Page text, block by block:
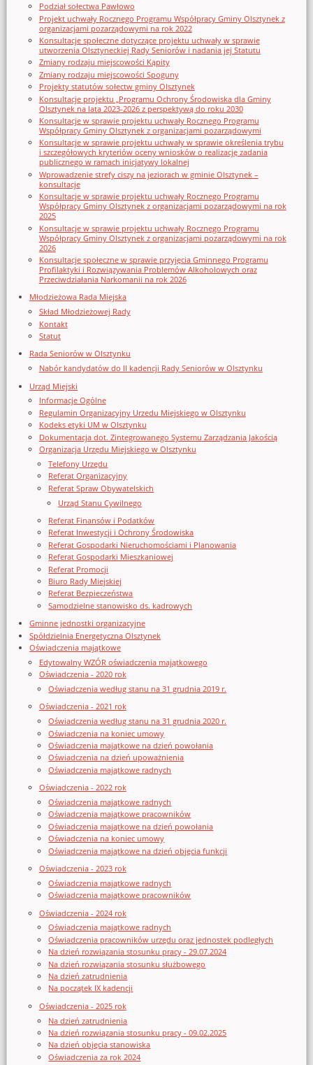
Podział sołectwa Pawłowo
Projekt uchwały Rocznego Programu Współpracy Gminy Olsztynek z
organizacjami pozarządowymi na rok 2022
Konsultacje społeczne dotyczące projektu uchwały w sprawie
utworzenia Olsztyneckiej Rady Seniorów i nadania jej Statutu
Zmiany rodzaju miejscowości Kąpity
Zmiany rodzaju miejscowości Spoguny
Projekty statutów sołectw gminy Olsztynek
Konsultacje projektu „Programu Ochrony Środowiska dla Gminy
Olsztynek na lata 2023-2026 z perspektywą do roku 2030
Konsultacje w sprawie projektu uchwały Rocznego Programu
Współpracy Gminy Olsztynek z organizacjami pozarządowymi
Konsultacje w sprawie projektu uchwały w sprawie określenia trybu
i szczegółowych kryteriów oceny wniosków o realizację zadania
publicznego w ramach inicjatywy lokalnej
Wprowadzenie strefy ciszy na jeziorach w gminie Olsztynek –
konsultacje
Konsultacje w sprawie projektu uchwały Rocznego Programu
Współpracy Gminy Olsztynek z organizacjami pozarządowymi na rok
2025
Konsultacje w sprawie projektu uchwały Rocznego Programu
Współpracy Gminy Olsztynek z organizacjami pozarządowymi na rok
2026
Konsultacje społeczne w sprawie przyjęcia Gminnego Programu
Profilaktyki i Rozwiązywania Problemów Alkoholowych oraz
Przeciwdziałania Narkomanii na rok 2026
Młodzieżowa Rada Miejska
Skład Młodzieżowej Rady
Kontakt
Statut
Rada Seniorów w Olsztynku
Nabór kandydatów do II kadencji Rady Seniorów w Olsztynku
Urząd Miejski
Informacje Ogólne
Regulamin Organizacyjny Urzedu Miejskiego w Olsztynku
Kodeks etyki UM w Olsztynku
Dokumentacja dot. Zintegrowanego Systemu Zarządzania Jakością
Organizacja Urzędu Miejskiego w Olsztynku
Telefony Urzędu
Referat Organizacyjny
Referat Spraw Obywatelskich
Urząd Stanu Cywilnego
Referat Finansów i Podatków
Referat Inwestycji i Ochrony Środowiska
Referat Gospodarki Nieruchomościami i Planowania
Referat Gospodarki Mieszkaniowej
Referat Promocji
Biuro Rady Miejskiej
Referat Bezpieczeństwa
Samodzielne stanowisko ds. kadrowych
Gminne jednostki organizacyjne
Spółdzielnia Energetyczna Olsztynek
Oświadczenia majątkowe
Edytowalny WZÓR oświadczenia majątkowego
Oświadczenia - 2020 rok
Oświadczenia według stanu na 31 grudnia 2019 r.
Oświadczenia - 2021 rok
Oświadczenia według stanu na 31 grudnia 2020 r.
Oświadczenia na koniec umowy
Oświadczenia majątkowe na dzień powołania
Oświadczenia na dzień upoważnienia
Oświadczenia majątkowe radnych
Oświadczenia - 2022 rok
Oświadczenia majątkowe radnych
Oświadczenia majątkowe pracowników
Oświadczenia majątkowe na dzień powołania
Oświadczenia na koniec umowy
Oświadczenia majątkowe na dzień objęcia funkcji
Oświadczenia - 2023 rok
Oświadczenia majątkowe radnych
Oświadczenia majątkowe pracowników
Oświadczenia - 2024 rok
Oświadczenia majątkowe radnych
Oświadczenia pracowników urzędu oraz jednostek podległych
Na dzień rozwiązania stosunku pracy - 29.07.2024
Na dzień rozwiązania stosunku służbowego
Na dzień zatrudnienia
Na początek IX kadencji
Oświadczenia - 2025 rok
Na dzień zatrudnienia
Na dzień rozwiązania stosunku pracy - 09.02.2025
Na dzień objęcia stanowiska
Oświadczenia za rok 2024